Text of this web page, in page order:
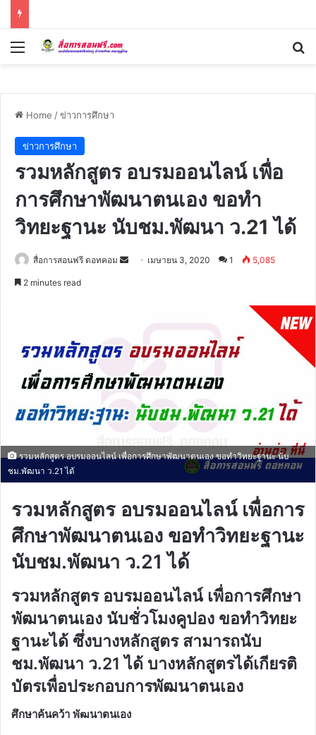
Menu
Home /ข่าวการศึกษา
ข่าวการศึกษา
รวมหลักสูตร อบรมออนไลน์ เพื่อ
การศึกษาพัฒนาตนเอง ขอทำ
วิทยะฐานะ นับชม.พัฒนา​ ว.21 ได้
สื่อการสอนฟรี ดอทคอม
Send เมษายน 3, 2020 1 5,085
2 minutes read
รวมหลักสูตร อบรมออนไลน์ เพื่อการศึกษาพัฒนาตนเอง ขอทำวิทยะฐานะ นับ
ชม.พัฒนา​ ว.21 ได้
รวมหลักสูตร อบรมออนไลน์ เพื่อการ
ศึกษาพัฒนาตนเอง ขอทำวิทยะฐานะ
นับชม.พัฒนา​ ว.21 ได้
รวมหลักสูตร อบรมออนไลน์ เพื่อการศึกษา
พัฒนาตนเอง นับชั่วโมงคูปอง ขอทำวิทยะ
ฐานะได้ ซึ่งบางหลักสูตร สามารถนับ
ชม.พัฒนา​ ว.21 ได้ บางหลักสูตรได้เกียรติ
บัตรเพื่อประกอบการพัฒนาตนเอง
ศึกษาค้นคว้า พัฒนาตนเอง